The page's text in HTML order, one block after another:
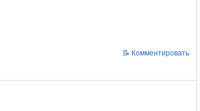
📝 Комментировать